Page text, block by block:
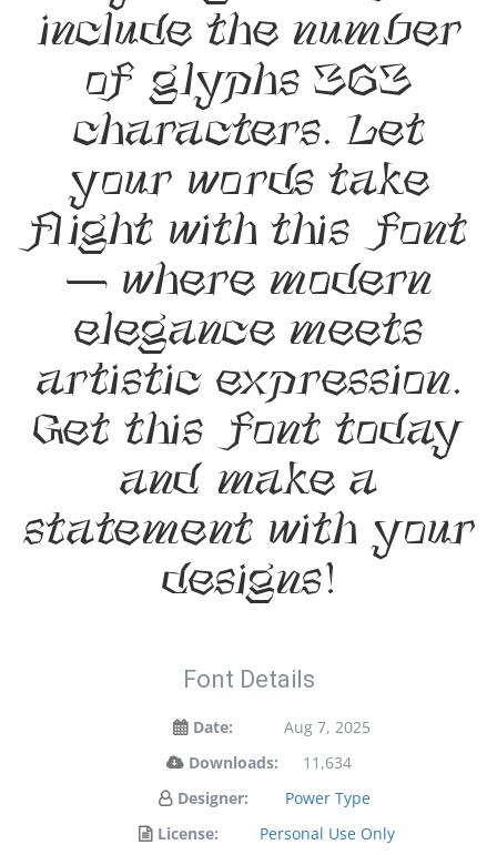
include the number
of glyphs 363
characters. Let
your words take
flight with this font
— where modern
elegance meets
artistic expression.
Get this font today
and make a
statement with your
designs!
Font Details
Date:
Aug 7, 2025
Downloads:
11,634
Designer:
Power Type
License:
Personal Use Only